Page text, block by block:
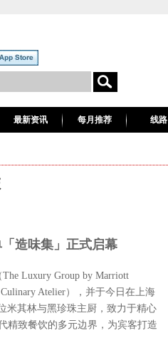
最新资讯 每月推荐 线路
造味集」正式启幕
Luxury Group by Marriott
Atelier），并于今日在上海
米其林与黑珍珠主厨，致力于精心
精致餐饮的多元边界，为宾客打造